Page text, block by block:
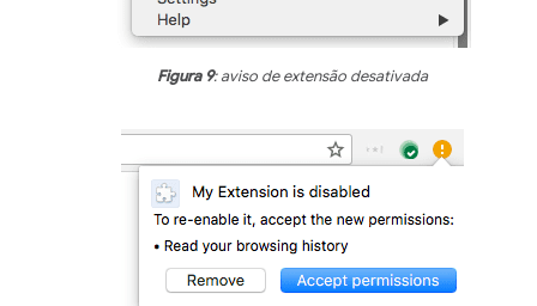
Figura 9: aviso de extensão desativada